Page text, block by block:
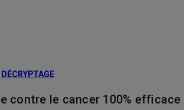
DÉCRYPTAGE
contre le cancer 100% efficace